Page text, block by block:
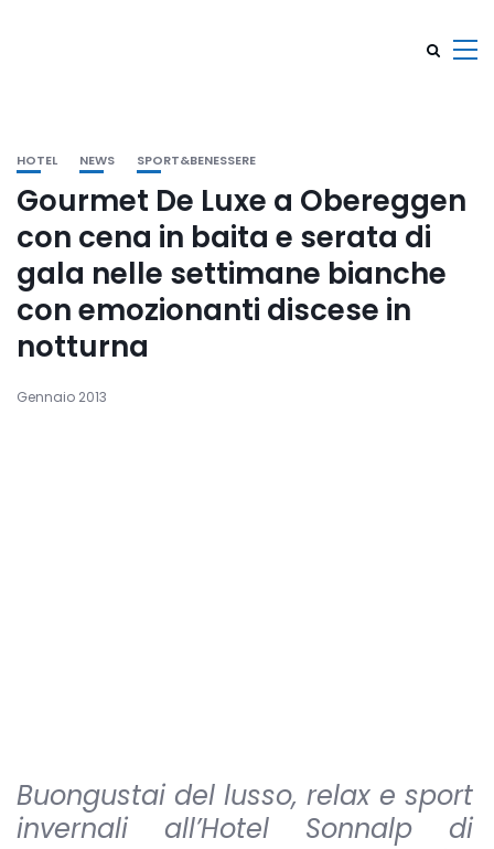
HOTEL NEWS SPORT&BENESSERE
Gourmet De Luxe a Obereggen
con cena in baita e serata di
gala nelle settimane bianche
con emozionanti discese in
notturna
Gennaio 2013
Buongustai del lusso, relax e sport
invernali all’Hotel Sonnalp di